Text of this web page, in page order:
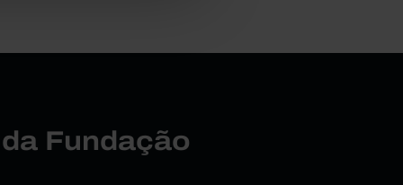
Fundação